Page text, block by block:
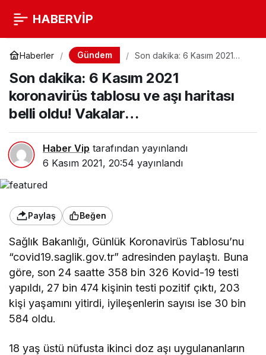
HABERVİP
Haberler Gündem
Son dakika: 6 Kasım 2021
haritası belli oldu! Vakalar…
Son dakika: 6 Kasım 2021
koronavirüs tablosu ve aşı haritası
belli oldu! Vakalar…
Haber Vip tarafından yayınlandı
6 Kasım 2021, 20:54 yayınlandı
Paylaş Beğen
Sağlık Bakanlığı, Günlük Koronavirüs Tablosu’nu
“covid19.saglik.gov.tr” adresinden paylaştı. Buna
göre, son 24 saatte 358 bin 326 Kovid-19 testi
yapıldı, 27 bin 474 kişinin testi pozitif çıktı, 203
kişi yaşamını yitirdi, iyileşenlerin sayısı ise 30 bin
584 oldu.
18 yaş üstü nüfusta ikinci doz aşı uygulananların